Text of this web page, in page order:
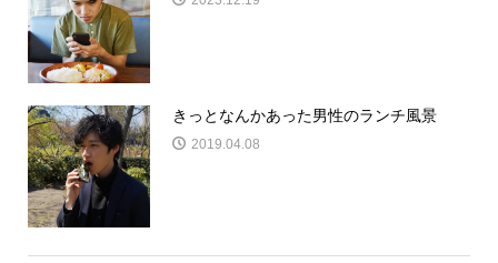
きっとなんかあった男性のランチ風景
2019.04.08